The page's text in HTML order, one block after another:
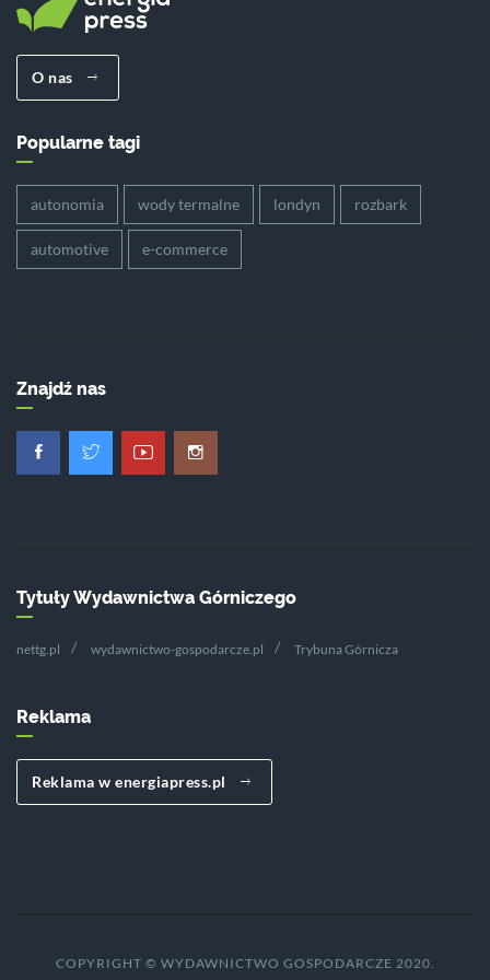
O nas
Popularne tagi
autonomia wody termalne londyn rozbark
automotive e-commerce
Znajdź nas
Tytuły Wydawnictwa Górniczego
nettg.pl wydawnictwo-gospodarcze.pl Trybuna Górnicza
Reklama
Reklama w energiapress.pl
COPYRIGHT © WYDAWNICTWO GOSPODARCZE 2020.